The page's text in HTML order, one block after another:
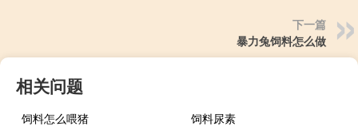
下一篇
暴力兔饲料怎么做
相关问题
饲料怎么喂猪
饲料尿素